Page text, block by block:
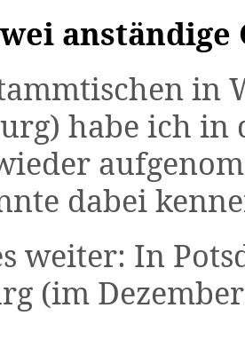
in
habe ich in
dabei
weiter: In
(im